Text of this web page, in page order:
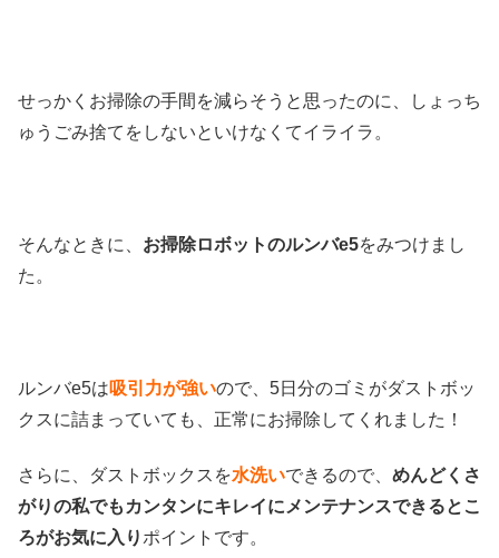
せっかくお掃除の手間を減らそうと思ったのに、しょっち
ゅうごみ捨てをしないといけなくてイライラ。
そんなときに、 お掃除ロボットのルンバe5をみつけまし
た。
ルンバe5は吸引力が強いので、5日分のゴミがダストボッ
クスに詰まっていても、正常にお掃除してくれました！
さらに、ダストボックスを水洗いできるので、 めんどくさ
がりの私でもカンタンにキレイにメンテナンスできるとこ
ろがお気に入り ポイントです。